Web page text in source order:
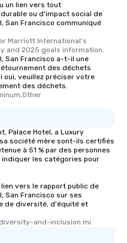
members a chance to
networking
itinerary. You Get a Dinner and a Show
Our tours offer an
entertainment. All
knowledgeable,
interactive
along the way
ensuring there is
experiences offer the
several renowned
convenient outing,
and your guests
un lien vers tout
ou d'impact social de
San Francisco communiqué
Marriott International's
and 2025 goals information.
San Francisco a-t-il une
des déchets
oui, veuillez préciser votre
des déchets.
Palace Hotel, a Luxury
société mère sont-ils certifiés
à 51 % par des personnes
indiquer les catégories pour
vers le rapport public de
San Francisco sur ses
de diversité, d'équité et
and-inclusion.mi